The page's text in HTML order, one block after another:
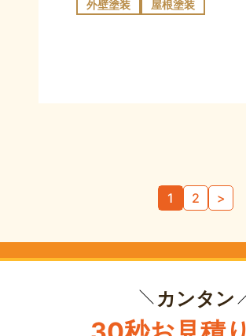
外壁塗装 屋根塗装
1 2 >
カンタン